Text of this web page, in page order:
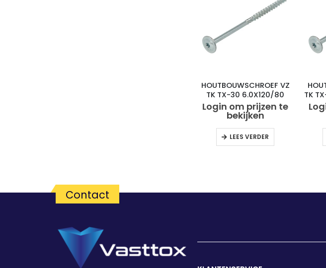
HOUTBOUWSCHROEF VZ
TK TX-30 6.0X120/80
(50)
Login om prijzen te
bekijken
LEES VERDER
TK
Contact